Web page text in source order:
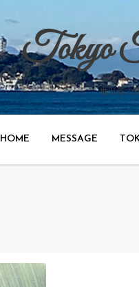
Tokyo
世田谷で
HOME MESSAGE